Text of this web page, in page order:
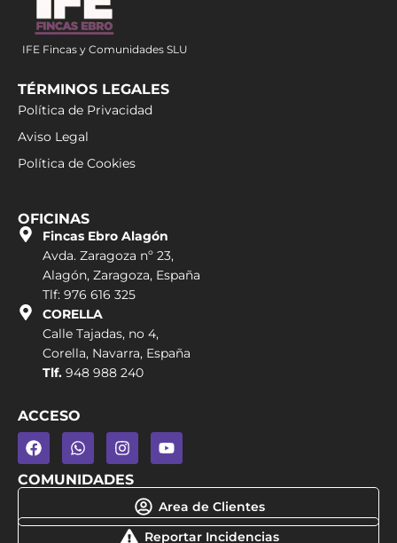
IFE Fincas y Comunidades SLU
TÉRMINOS LEGALES
Política de Privacidad
Aviso Legal
Política de Cookies
OFICINAS
Fincas Ebro Alagón
Avda. Zaragoza nº 23,
Alagón, Zaragoza, España
Tlf: 976 616 325
CORELLA
Calle Tajadas, no 4,
Corella, Navarra, España
Tlf. 948 988 240
ACCESO
COMUNIDADES
Area de Clientes
Reportar Incidencias